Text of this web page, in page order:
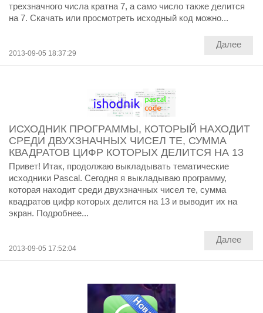
трехзначного числа кратна 7, а само число также делится
на 7. Скачать или просмотреть исходный код можно...
2013-09-05 18:37:29
Далее
ИСХОДНИК ПРОГРАММЫ, КОТОРЫЙ НАХОДИТ
СРЕДИ ДВУХЗНАЧНЫХ ЧИСЕЛ ТЕ, СУММА
КВАДРАТОВ ЦИФР КОТОРЫХ ДЕЛИТСЯ НА 13
Привет! Итак, продолжаю выкладывать тематические
исходники Pascal. Сегодня я выкладываю программу,
которая находит среди двухзначных чисел те, сумма
квадратов цифр которых делится на 13 и выводит их на
экран. Подробнее...
2013-09-05 17:52:04
Далее